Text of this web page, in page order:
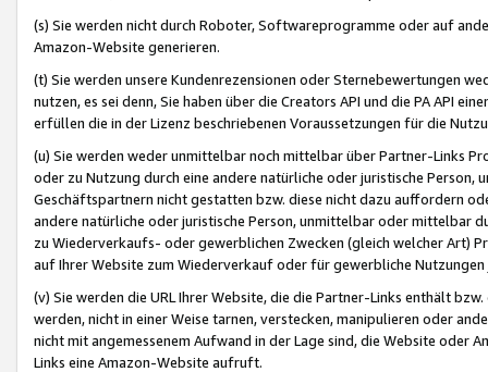
(s) Sie werden nicht durch Roboter, Softwareprogramme oder auf
Amazon-Website generieren.
(t) Sie werden unsere Kundenrezensionen oder Sternebewertungen
nutzen, es sei denn, Sie haben über die Creators API und die PA API
erfüllen die in der Lizenz beschriebenen Voraussetzungen für die
(u) Sie werden weder unmittelbar noch mittelbar über Partner-Links
oder zu Nutzung durch eine andere natürliche oder juristische
Geschäftspartnern nicht gestatten bzw. diese nicht dazu auffordern
andere natürliche oder juristische Person, unmittelbar oder mittelbar
zu Wiederverkaufs- oder gewerblichen Zwecken (gleich welcher Art)
auf Ihrer Website zum Wiederverkauf oder für gewerbliche
(v) Sie werden die URL Ihrer Website, die die Partner-Links enthält
werden, nicht in einer Weise tarnen, verstecken, manipulieren oder
nicht mit angemessenem Aufwand in der Lage sind, die Website oder
Links eine Amazon-Website aufruft.